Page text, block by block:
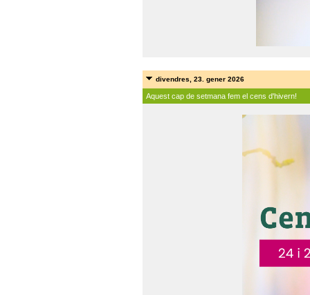
divendres, 23. gener 2026
Aquest cap de setmana fem el cens d'hivern!